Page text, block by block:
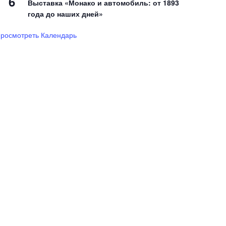
Выставка «Монако и автомобиль: от 1893
года до наших дней»
Календарь